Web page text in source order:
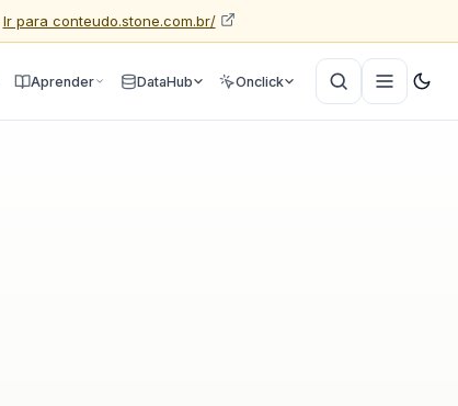
Ir para conteudo.stone.com.br/
Aprender DataHub Onclick